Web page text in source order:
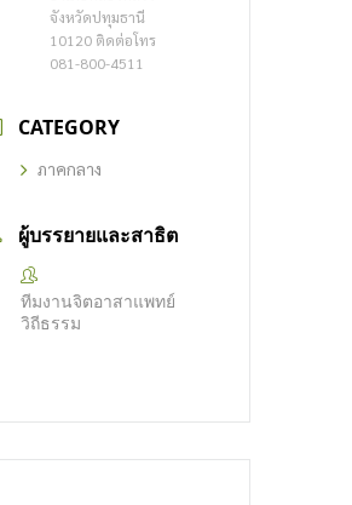
จังหวัดปทุมธานี
10120 ติดต่อโทร
081-800-4511
CATEGORY
ภาคกลาง
ผู้บรรยายและสาธิต
ทีมงานจิตอาสาแพทย์
วิถีธรรม